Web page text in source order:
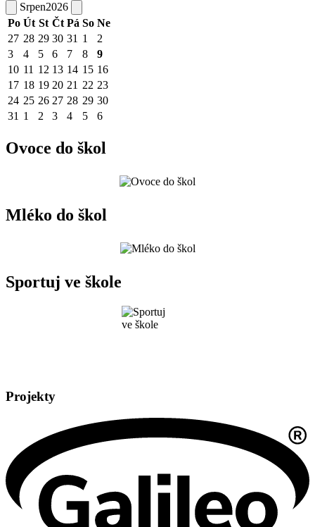
Srpen2026
Po Út St Čt Pá So Ne
27 28 29 30 31 1
2
3
4 5 6 7 8
9
10 11 12 13 14 15 16
17 18 19 20 21 22 23
24 25 26 27 28 29 30
31 1 2 3 4 5 6
Ovoce do škol
Mléko do škol
Sportuj ve škole
Projekty